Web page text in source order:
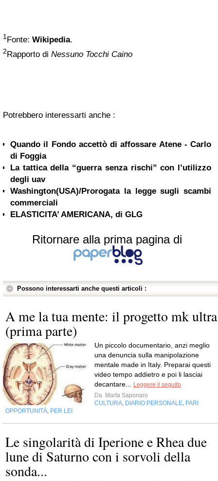
1 Fonte: Wikipedia.
2 Rapporto di Nessuno Tocchi Caino
Potrebbero interessarti anche :
Quando il Fondo accettò di affossare Atene - Carlo
di Foggia
La tattica della “guerra senza rischi” con l’utilizzo
degli uav
Washington(USA)/Prorogata la legge sugli scambi
commerciali
ELASTICITA’ AMERICANA, di GLG
Ritornare alla prima pagina di
Possono interessarti anche questi articoli :
A me la tua mente: il progetto mk ultra
(prima parte)
Un piccolo documentario, anzi meglio
una denuncia sulla manipolazione
mentale made in Italy. Preparai questi
video tempo addietro e poi li lasciai
decantare... Leggere il seguito
Da Marta Saponaro
CULTURA, DIARIO PERSONALE, PARI
OPPORTUNITÀ, PER LEI
Le singolarità di Iperione e Rhea due
lune di Saturno con i sorvoli della
sonda...